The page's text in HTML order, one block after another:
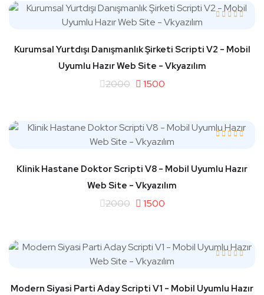
Kurumsal Yurtdışı Danışmanlık Şirketi Scripti V2 - Mobil
Uyumlu Hazır Web Site - Vkyazılım
2000 1500
Klinik Hastane Doktor Scripti V8 - Mobil Uyumlu Hazır
Web Site - Vkyazılım
2000 1500
Modern Siyasi Parti Aday Scripti V1 - Mobil Uyumlu Hazır